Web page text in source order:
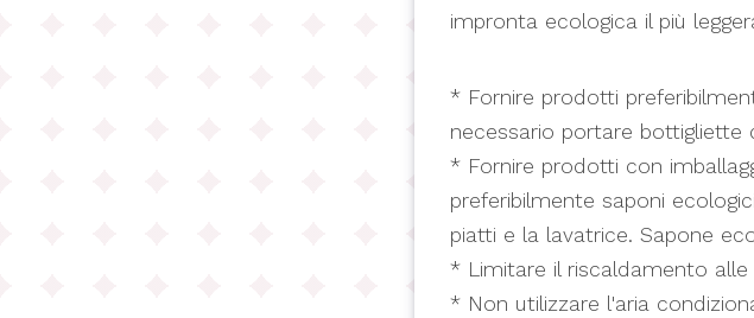
impronta ecologica il più
* Fornire prodotti
necessario portare bottigliette
* Fornire prodotti con
preferibilmente saponi
piatti e la lavatrice. Sapone
* Limitare il riscaldamento
* Non utilizzare l'aria